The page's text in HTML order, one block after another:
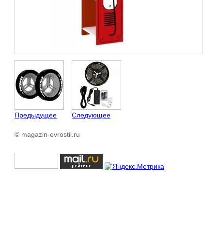
Предыдущее Следующее
© magazin-evrostil.ru